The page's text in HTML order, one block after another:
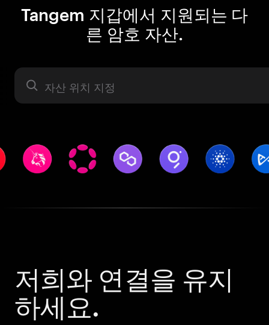
Tangem 지갑에서 지원되는 다
른 암호 자산.
자산 라벨
저희와 연결을 유지
하세요.